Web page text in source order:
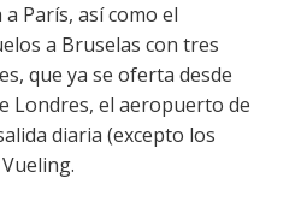
París, así como el
a Bruselas con tres
que ya se oferta desde
Londres, el aeropuerto de
diaria (excepto los